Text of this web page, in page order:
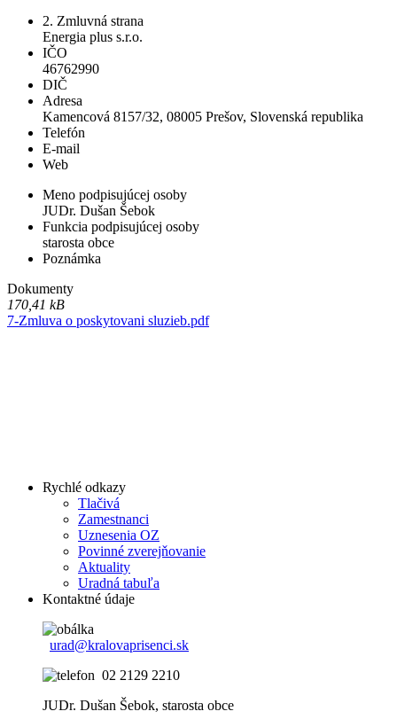
2. Zmluvná strana
Energia plus s.r.o.
IČO
46762990
DIČ
Adresa
Kamencová 8157/32, 08005 Prešov, Slovenská republika
Telefón
E-mail
Web
Meno podpisujúcej osoby
JUDr. Dušan Šebok
Funkcia podpisujúcej osoby
starosta obce
Poznámka
Dokumenty
170,41 kB
7-Zmluva o poskytovani sluzieb.pdf
Rychlé odkazy
Tlačivá
Zamestnanci
Uznesenia OZ
Povinné zverejňovanie
Aktuality
Uradná tabuľa
Kontaktné údaje
urad@kralovaprisenci.sk
02 2129 2210
JUDr. Dušan Šebok, starosta obce